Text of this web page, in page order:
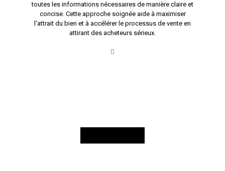
toutes les informations nécessaires de manière claire et
concise. Cette approche soignée aide à maximiser
l'attrait du bien et à accélérer le processus de vente en
attirant des acheteurs sérieux.